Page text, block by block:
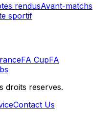
rendusAvant-matchs
sportif
FA CupFA
droits reserves.
Contact Us